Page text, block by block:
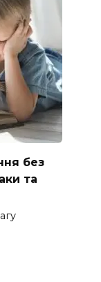
без
та